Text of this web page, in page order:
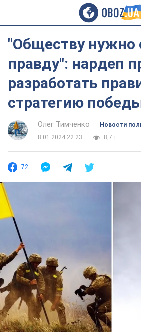
"Обществу нужно
правду": нардеп
разработать
стратегию
Олег Тимченко
Новости
8.01.2024 22:23
8,7 т.
72